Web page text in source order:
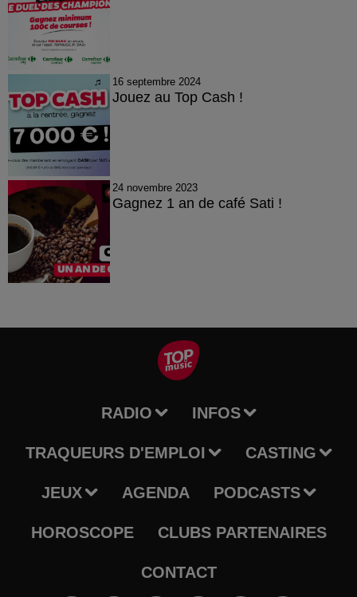
16 septembre 2024
Jouez au Top Cash !
24 novembre 2023
Gagnez 1 an de café Sati !
RADIO INFOS
TRAQUEURS D'EMPLOI CASTING
JEUX AGENDA PODCASTS
HOROSCOPE CLUBS PARTENAIRES
CONTACT